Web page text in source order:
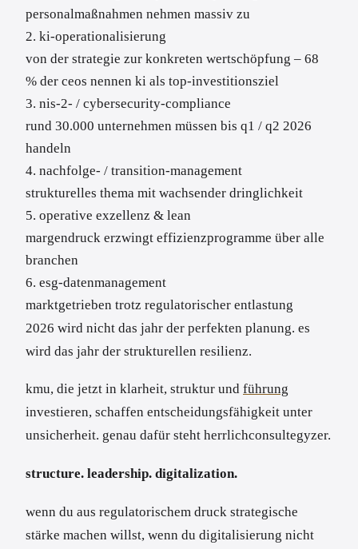
personalmaßnahmen nehmen massiv zu
2. ki-operationalisierung
von der strategie zur konkreten wertschöpfung – 68
% der ceos nennen ki als top-investitionsziel
3. nis-2- / cybersecurity-compliance
rund 30.000 unternehmen müssen bis q1 / q2 2026
handeln
4. nachfolge- / transition-management
strukturelles thema mit wachsender dringlichkeit
5. operative exzellenz & lean
margendruck erzwingt effizienzprogramme über alle
branchen
6. esg-datenmanagement
marktgetrieben trotz regulatorischer entlastung
2026 wird nicht das jahr der perfekten planung. es
wird das jahr der strukturellen resilienz.
kmu, die jetzt in klarheit, struktur und führung
investieren, schaffen entscheidungsfähigkeit unter
unsicherheit. genau dafür steht herrlichconsultegyzer.
structure. leadership. digitalization.
wenn du aus regulatorischem druck strategische
stärke machen willst, wenn du digitalisierung nicht